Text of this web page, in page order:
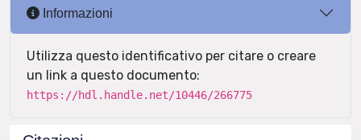
Informazioni
Utilizza questo identificativo per citare o creare
un link a questo documento:
https://hdl.handle.net/10446/266775